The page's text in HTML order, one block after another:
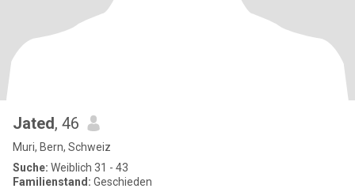
Jated, 46
Muri, Bern, Schweiz
Suche: Weiblich 31 - 43
Familienstand: Geschieden